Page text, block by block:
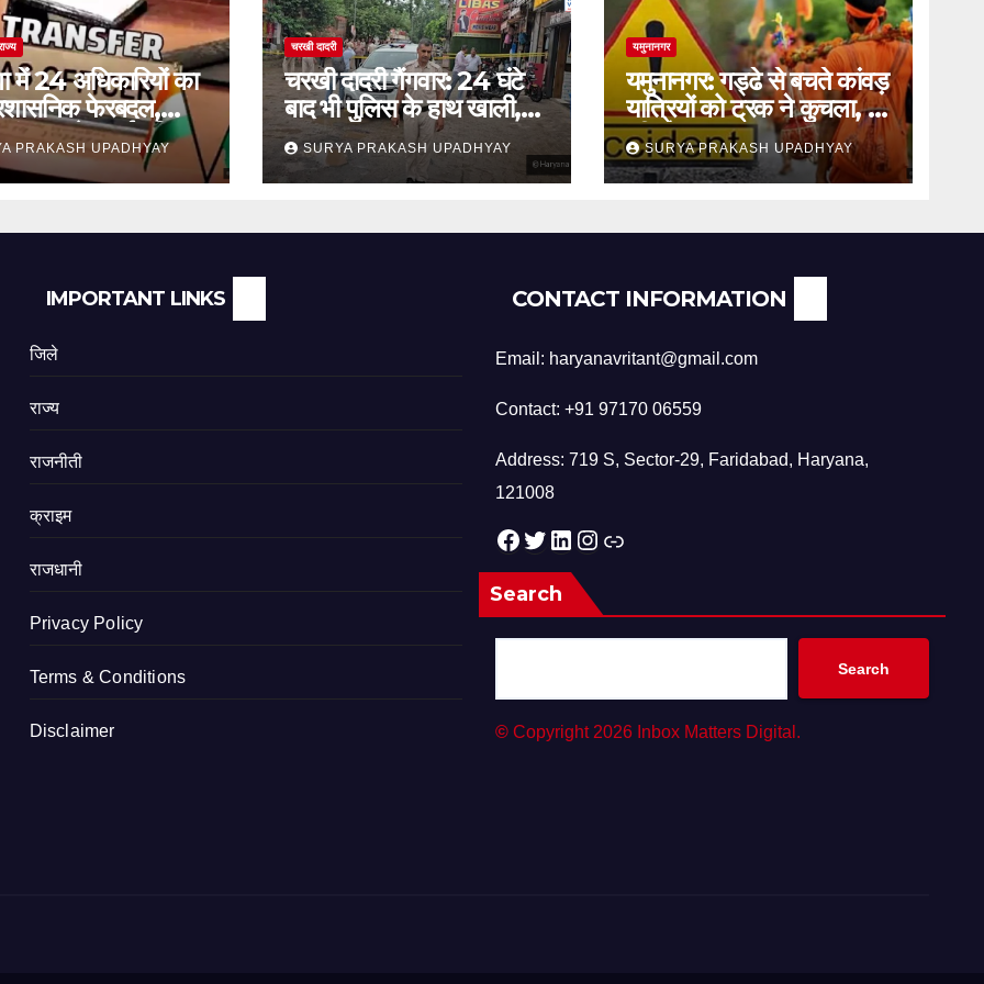
में 24 अधिकारियों का
फेरबदल,
समेत कई वरिष्ठ
PRAKASH UPADHYAY
चरखी दादरी
चरखी दादरी गैंगवार: 24 घंटे
बाद भी पुलिस के हाथ खाली,
सुरक्षा व्यवस्था पर सवाल
SURYA PRAKASH UPADHYAY
यमुनानगर
यमुनानगर: गड्ढे से बचते कांवड़
यात्रियों को ट्रक ने कुचला, दो
की मौत
SURYA PRAKASH UPADHYAY
IMPORTANT LINKS
जिले
राज्य
राजनीती
क्राइम
राजधानी
Privacy Policy
Terms & Conditions
Disclaimer
CONTACT INFORMATION
Email: haryanavritant@gmail.com
Contact: +91 97170 06559
Address: 719 S, Sector-29, Faridabad, Haryana,
121008
Facebook Twitter LinkedIn Instagram Link
Search
Search
© Copyright 2026 Inbox Matters Digital.